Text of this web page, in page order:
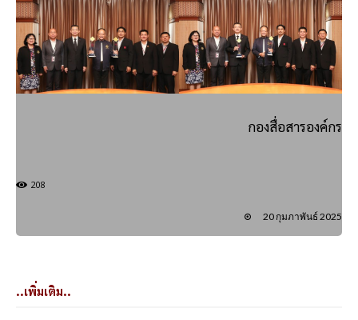
กองสื่อสารองค์กร
208
20 กุมภาพันธ์ 2025
..เพิ่มเติม..